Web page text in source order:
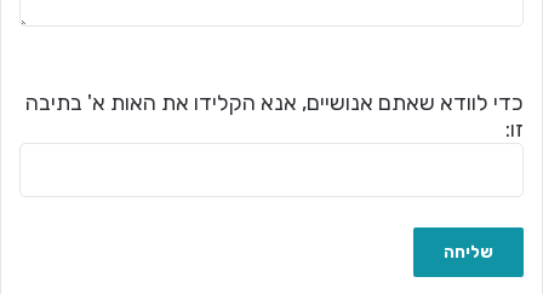
כדי לוודא שאתם אנושיים, אנא הקלידו את האות א' בתיבה
זו: